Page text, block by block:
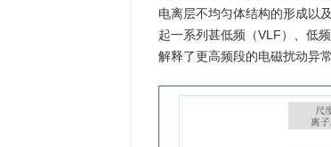
电离层不均匀体结构的形成以
起一系列甚低频（VLF）、低
解释了更高频段的电磁扰动异